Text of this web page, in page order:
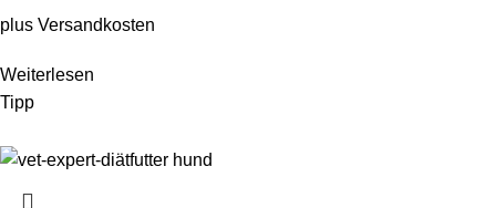
plus Versandkosten
Weiterlesen
Tipp